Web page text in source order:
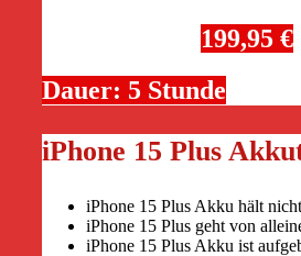
199,95 €
Dauer: 5 Stunde
iPhone 15 Plus
iPhone 15 Plus Akku hält
iPhone 15 Plus geht von
iPhone 15 Plus Akku ist